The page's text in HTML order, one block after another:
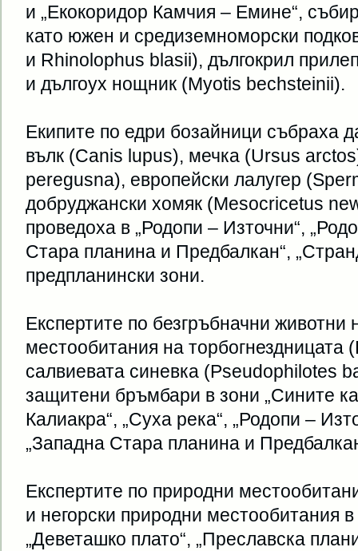
и „Екокоридор Камчия – Емине“,
като южен и средиземноморски
и Rhinolophus blasii), дългокрил
и дългоух нощник (Myotis bechsteinii).
Екипите по едри бозайници събраха
вълк (Canis lupus), мечка (Ursus
peregusna), европейски лалугер
добруджански хомяк (Mesocricetus
проведоха в „Родопи – Източни“,
Стара планина и Предбалкан“,
предпланински зони.
Експертите по безгръбначни
местообитания на торбогнездницата
салвиевата синевка (Pseudophilotes
защитени бръмбари в зони „Сините
Калиакра“, „Суха река“, „Родопи –
„Западна Стара планина и
Експертите по природни
и негорски природни местообитания
„Деветашко плато“, „Преславска